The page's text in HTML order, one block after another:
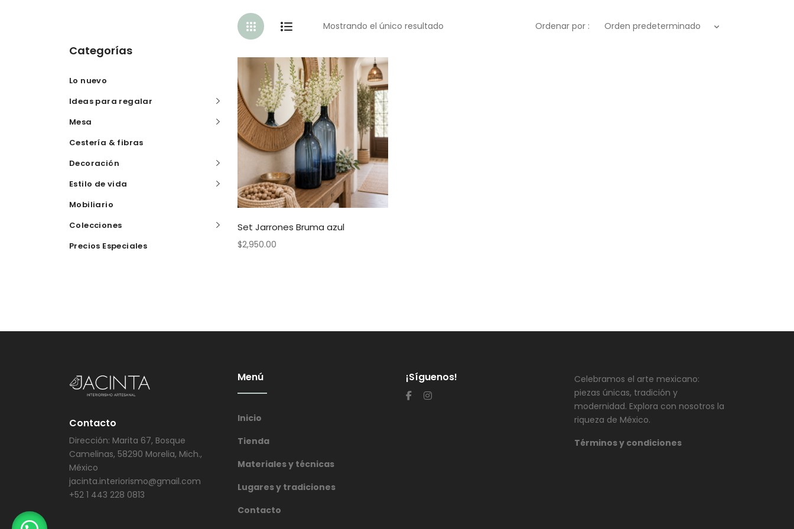
Mostrando el único resultado Ordenar por : Orden predeterminado
Set Jarrones Bruma azul
$2,950.00
Categorías
Lo nuevo
Ideas para regalar
Mesa
Cestería & fibras
Decoración
Estilo de vida
Mobiliario
Colecciones
Precios Especiales
Contacto
Dirección: Marita 67, Bosque
Camelinas, 58290 Morelia, Mich.,
México
jacinta.interiorismo@gmail.com
+52 1 443 228 0813
Menú
Inicio
Tienda
Materiales y técnicas
Lugares y tradiciones
Contacto
¡Síguenos!
Celebramos el arte mexicano:
piezas únicas, tradición y
modernidad. Explora con nosotros la
riqueza de México.
Términos y condiciones